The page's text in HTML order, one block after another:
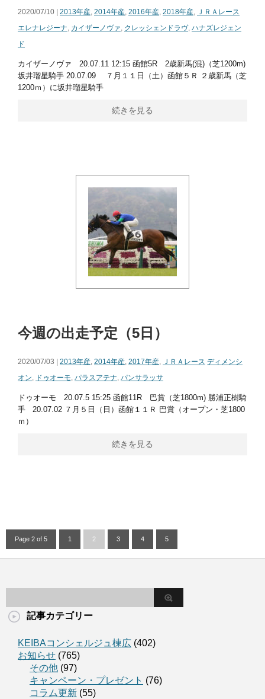
2020/07/10 | 2013年産, 2014年産, 2016年産, 2018年産, ＪＲＡレース
エレナレジーナ, カイザーノヴァ, クレッシェンドラヴ, ハナズレジェン
ド
カイザーノヴァ 20.07.11 12:15 函館5R 2歳新馬(混)（芝1200m)
坂井瑠星騎手 20.07.09 ７月１１日（土）函館５Ｒ ２歳新馬（芝
1200ｍ）に坂井瑠星騎手
続きを見る
今週の出走予定（5日）
2020/07/03 | 2013年産, 2014年産, 2017年産, ＪＲＡレース ディメンシ
オン, ドゥオーモ, パラスアテナ, パンサラッサ
ドゥオーモ 20.07.5 15:25 函館11R 巴賞（芝1800m) 勝浦正樹騎
手 20.07.02 ７月５日（日）函館１１Ｒ 巴賞（オープン・芝1800
ｍ）
続きを見る
Page 2 of 5 1 2 3 4 5
記事カテゴリー
KEIBAコンシェルジュ棟広 (402)
お知らせ (765)
その他 (97)
キャンペーン・プレゼント (76)
コラム更新 (55)